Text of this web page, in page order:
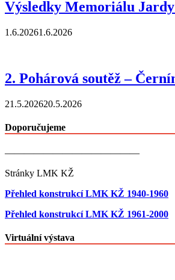
Výsledky Memoriálu Jardy
1.6.20261.6.2026
2. Pohárová soutěž –
21.5.202620.5.2026
Doporučujeme
——————————————
Stránky LMK KŽ
Přehled konstrukcí LMK KŽ 1940-1960
Přehled konstrukcí LMK KŽ 1961-2000
Virtuální výstava